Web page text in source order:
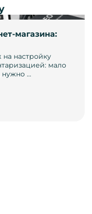
магазина:
на настройку
мало
нужно …